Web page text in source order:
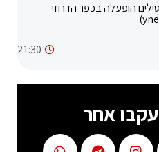
הופעלה בכפר הדרוזי
21:30
אחר